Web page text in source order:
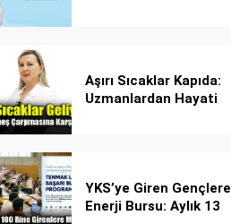
Aşırı Sıcaklar Kapıda:
Uzmanlardan Hayati
YKS’ye Giren Gençlere
Enerji Bursu: Aylık 13